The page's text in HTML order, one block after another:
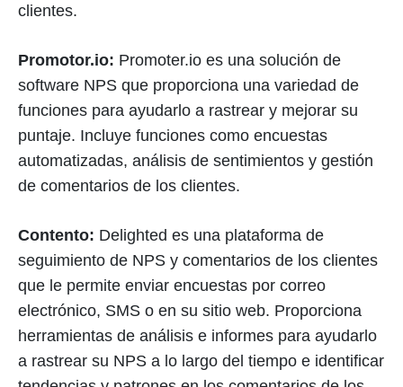
clientes.
Promotor.io: Promoter.io es una solución de
software NPS que proporciona una variedad de
funciones para ayudarlo a rastrear y mejorar su
puntaje. Incluye funciones como encuestas
automatizadas, análisis de sentimientos y gestión
de comentarios de los clientes.
Contento: Delighted es una plataforma de
seguimiento de NPS y comentarios de los clientes
que le permite enviar encuestas por correo
electrónico, SMS o en su sitio web. Proporciona
herramientas de análisis e informes para ayudarlo
a rastrear su NPS a lo largo del tiempo e identificar